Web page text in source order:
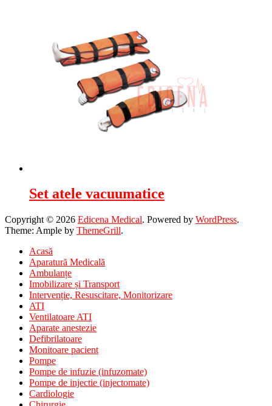
Set atele vacuumatice
Copyright © 2026 Edicena Medical. Powered by WordPress.
Theme: Ample by ThemeGrill.
Acasă
Aparatură Medicală
Ambulanțe
Imobilizare și Transport
Intervenție, Resuscitare, Monitorizare
ATI
Ventilatoare ATI
Aparate anestezie
Defibrilatoare
Monitoare pacient
Pompe
Pompe de infuzie (infuzomate)
Pompe de injectie (injectomate)
Cardiologie